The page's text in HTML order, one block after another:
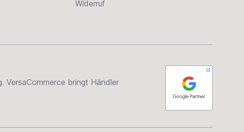
Widerruf
VersaCommerce bringt Händler